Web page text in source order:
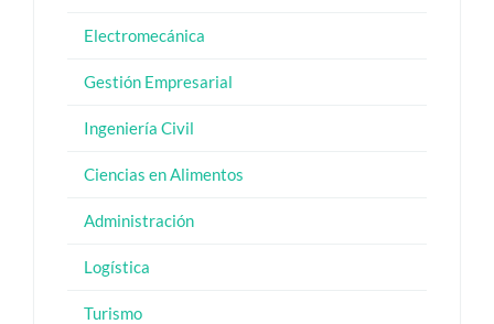
Electromecánica
Gestión Empresarial
Ingeniería Civil
Ciencias en Alimentos
Administración
Logística
Turismo